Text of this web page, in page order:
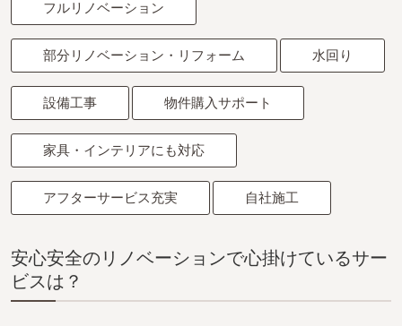
フルリノベーション
部分リノベーション・リフォーム 水回り
設備工事 物件購入サポート
家具・インテリアにも対応
アフターサービス充実 自社施工
安心安全のリノベーションで心掛けているサー
ビスは？